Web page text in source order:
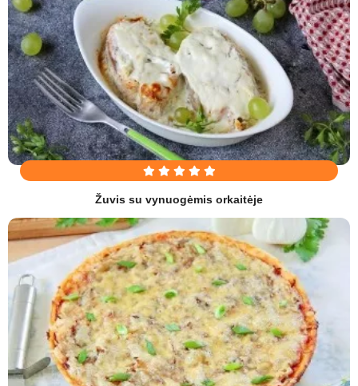
Žuvis su vynuogėmis orkaitėje